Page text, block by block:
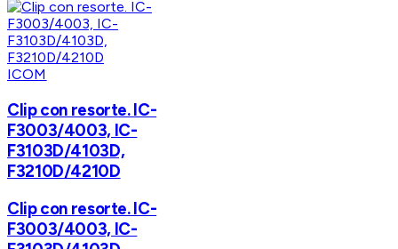
ICOM
Clip con resorte. IC-
F3003/4003, IC-
F3103D/4103D,
F3210D/4210D
Clip con resorte. IC-
F3003/4003, IC-